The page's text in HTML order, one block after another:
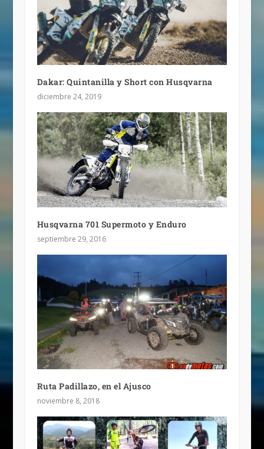
Dakar: Quintanilla y Short con Husqvarna
diciembre 24, 2019
Husqvarna 701 Supermoto y Enduro
septiembre 29, 2016
Ruta Padillazo, en el Ajusco
noviembre 8, 2018